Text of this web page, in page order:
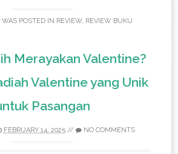
POSTED IN REVIEW, REVIEW BUKU
Merayakan Valentine?
Valentine yang Unik
Pasangan
FEBRUARY 14, 2025// NO COMMENTS